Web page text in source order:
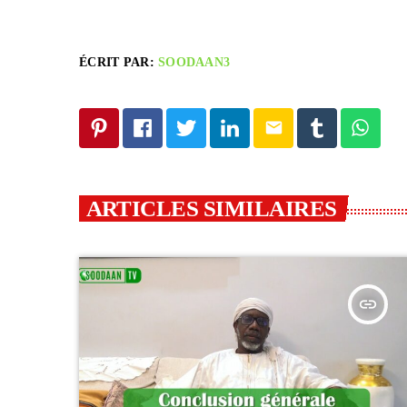
ÉCRIT PAR:SOODAAN3
email
ARTICLES SIMILAIRES
insert_link